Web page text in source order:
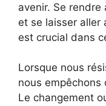
avenir. Se rendre
et se laisser aller
est crucial dans
Lorsque nous
nous
Le changement